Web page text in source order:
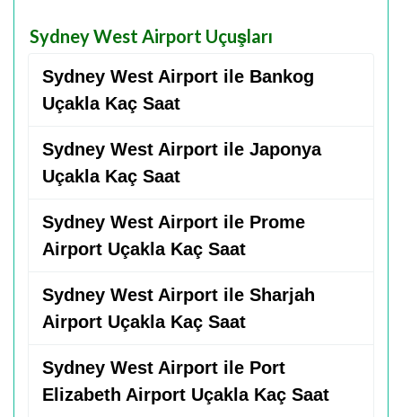
Sydney West Airport Uçuşları
Sydney West Airport ile Bankog
Uçakla Kaç Saat
Sydney West Airport ile Japonya
Uçakla Kaç Saat
Sydney West Airport ile Prome
Airport Uçakla Kaç Saat
Sydney West Airport ile Sharjah
Airport Uçakla Kaç Saat
Sydney West Airport ile Port
Elizabeth Airport Uçakla Kaç Saat